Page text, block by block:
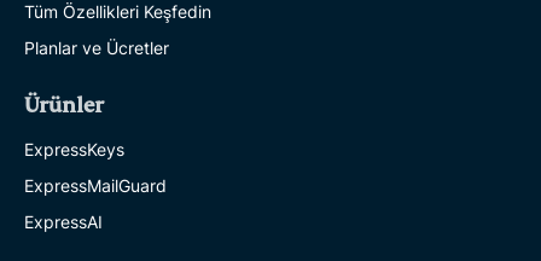
Tüm Özellikleri Keşfedin
Planlar ve Ücretler
Ürünler
ExpressKeys
ExpressMailGuard
ExpressAI